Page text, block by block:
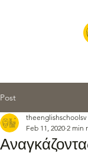
Post
theenglishschoolsv
Feb 11, 2020 2 min